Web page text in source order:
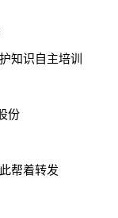
知识自主培训
份
帮着转发